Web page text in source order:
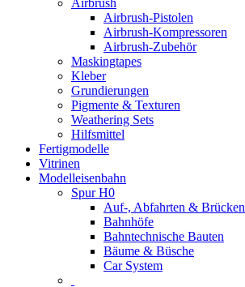
Airbrush
Airbrush-Pistolen
Airbrush-Kompressoren
Airbrush-Zubehör
Maskingtapes
Kleber
Grundierungen
Pigmente & Texturen
Weathering Sets
Hilfsmittel
Fertigmodelle
Vitrinen
Modelleisenbahn
Spur H0
Auf-, Abfahrten & Brücken
Bahnhöfe
Bahntechnische Bauten
Bäume & Büsche
Car System